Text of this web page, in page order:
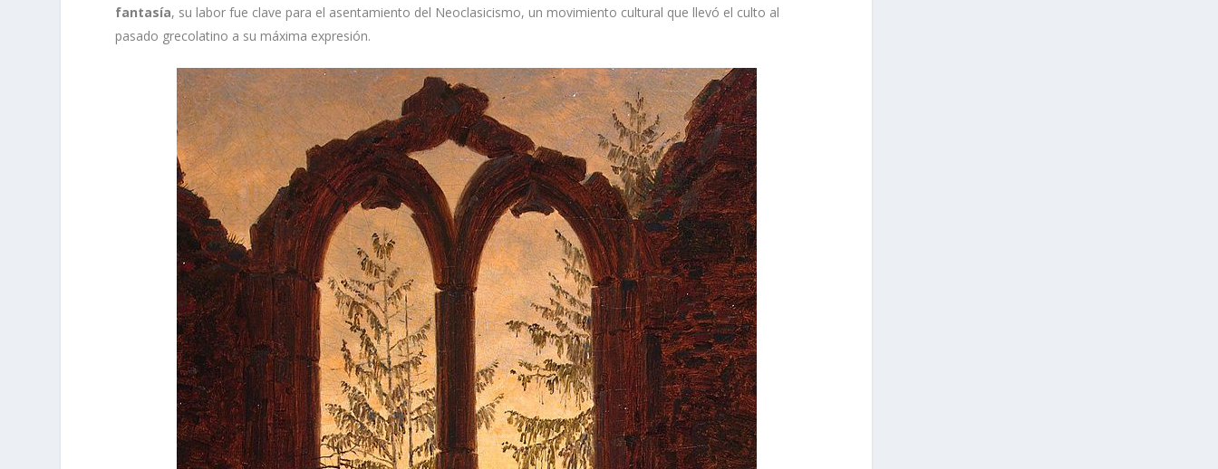
fantasía, su labor fue clave para el asentamiento del Neoclasicismo, un movimiento cultural que llevó el culto al
pasado grecolatino a su máxima expresión.